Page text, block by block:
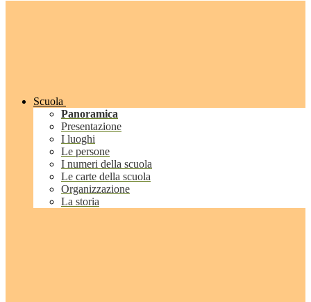
Scuola
Panoramica
Presentazione
I luoghi
Le persone
I numeri della scuola
Le carte della scuola
Organizzazione
La storia